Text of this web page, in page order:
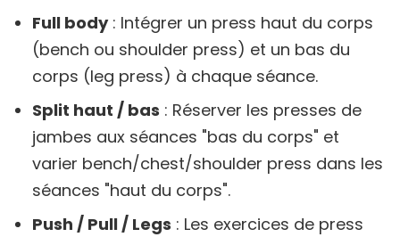
Full body: Intégrer un press haut du corps
(bench ou shoulder press) et un bas du
corps (leg press) à chaque séance.
Split haut / bas : Réserver les presses de
jambes aux séances "bas du corps" et
varier bench/chest/shoulder press dans les
séances "haut du corps".
Push / Pull / Legs : Les exercices de press